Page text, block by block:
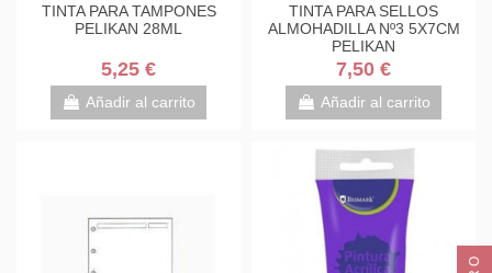
TINTA PARA TAMPONES
PELIKAN 28ML
5,25 €
Añadir al carrito
TINTA PARA SELLOS
ALMOHADILLA Nº3 5X7CM
PELIKAN
7,50 €
Añadir al carrito